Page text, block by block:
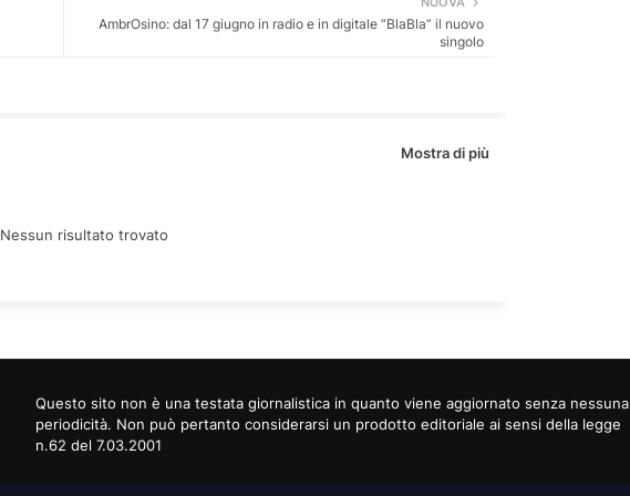
AmbrOsino: dal 17 giugno in radio e in digitale “BlaBla” il nuovo
singolo
Mostra di più
Nessun risultato trovato
Questo sito non è una testata giornalistica in quanto viene aggiornato senza nessuna
periodicità. Non può pertanto considerarsi un prodotto editoriale ai sensi della legge
n.62 del 7.03.2001